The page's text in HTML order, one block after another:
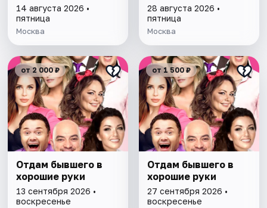
14 августа 2026 •
пятница
Москва
28 августа 2026 •
пятница
Москва
от 2 000 ₽
Отдам бывшего в
хорошие руки
13 сентября 2026 •
воскресенье
от 1 500 ₽
Отдам бывшего в
хорошие руки
27 сентября 2026 •
воскресенье